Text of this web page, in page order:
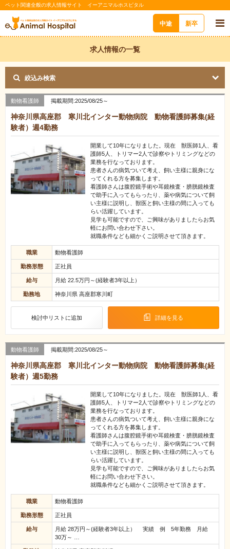
ペット関連全般の求人情報サイト イーアニマルホスピタル
中途 新卒
求人情報の一覧
絞込み検索
動物看護師 掲載期間:2025/08/25～
神奈川県高座郡 寒川北インター動物病院 動物看護師募集(経
験者）週4勤務
開業して10年になりました。現在 獣医師1人、看
護師5人、トリマー2人で診察やトリミングなどの
業務を行なっております。
患者さんの病気ついて考え、飼い主様に親身にな
ってくれる方を募集します。
看護師さんは腹腔鏡手術や耳鏡検査・膀胱鏡検査
で助手に入ってもらったり、薬や病気について飼
い主様に説明し、獣医と飼い主様の間に入っても
らい活躍しています。
見学も可能ですので、ご興味がありましたらお気
軽にお問い合わせ下さい。
就職条件なども細かくご説明させて頂きます。
職業 動物看護師
勤務形態 正社員
給与 月給 22.5万円～(経験者3年以上）
勤務地 神奈川県 高座郡寒川町
検討中リストに追加 詳細を見る
動物看護師 掲載期間:2025/08/25～
神奈川県高座郡 寒川北インター動物病院 動物看護師募集(経
験者）週5勤務
開業して10年になりました。現在 獣医師1人、看
護師5人、トリマー2人で診察やトリミングなどの
業務を行なっております。
患者さんの病気ついて考え、飼い主様に親身にな
ってくれる方を募集します。
看護師さんは腹腔鏡手術や耳鏡検査・膀胱鏡検査
で助手に入ってもらったり、薬や病気について飼
い主様に説明し、獣医と飼い主様の間に入っても
らい活躍しています。
見学も可能ですので、ご興味がありましたらお気
軽にお問い合わせ下さい。
就職条件なども細かくご説明させて頂きます。
職業 動物看護師
勤務形態 正社員
給与
月給 28万円～(経験者3年以上） 実績 例 5年勤務 月給
30万～ …